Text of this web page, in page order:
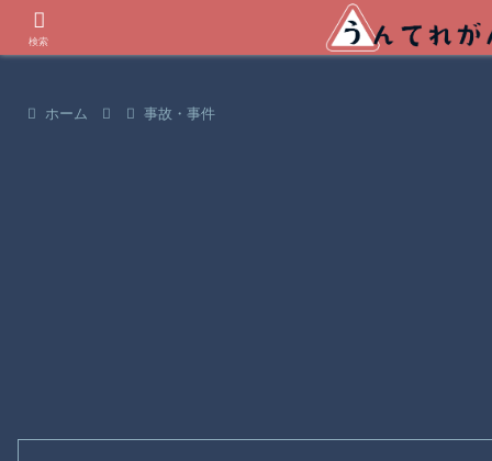
ホーム 事故・事件
検索